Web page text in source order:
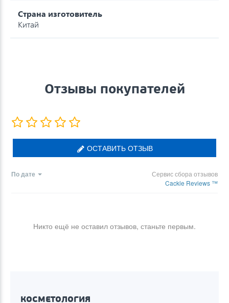
Страна изготовитель
Китай
Отзывы покупателей
ОСТАВИТЬ ОТЗЫВ
По дате
Сервис сбора отзывов
Cackle Reviews ™
Никто ещё не оставил отзывов, станьте первым.
КОСМЕТОЛОГИЯ